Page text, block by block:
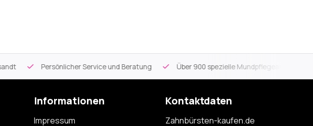
Persönlicher Service und Beratung Über 900 spezielle Mundpflegeartikel
Informationen
Impressum
Kontaktdaten
Zahnbürsten-kaufen.de